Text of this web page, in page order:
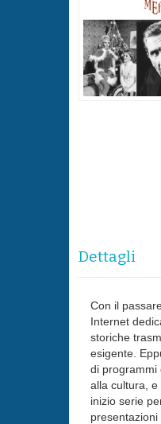
Dettagli
Con il
Internet
storiche
esigente.
di programmi
alla cultura,
inizio serie